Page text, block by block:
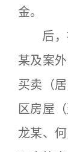
金。
后，
某及案
买卖（
区房屋
龙某、